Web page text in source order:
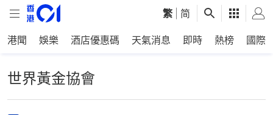
繁 简
港聞 娛樂 酒店優惠碼 天氣消息 即時 熱榜 國際
世界黃金協會